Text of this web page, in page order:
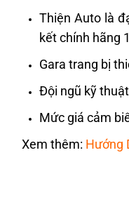
Thiện Auto là
kết chính hãng
Gara trang bị
Đội ngũ kỹ
Mức giá cảm
Xem thêm: Hướng